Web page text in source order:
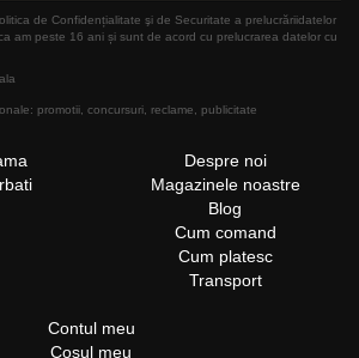
de Confidențialitate şi de Securitate a prelucrăriidatelor
am peste 16 ani și sunt de acord cu prelucrarea datelor cu
promotii, concursuri, reclame, publicitate
Despre noi
Magazinele noastre
Blog
Cum comand
Cum platesc
Transport
Contul meu
Cosul meu